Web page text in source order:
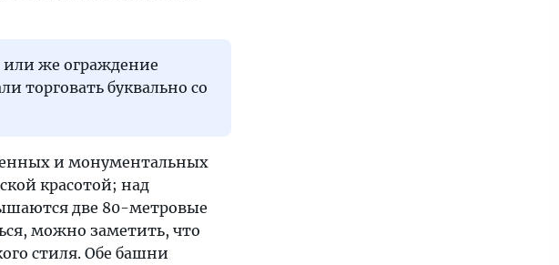
или же ограждение
торговать буквально со
и монументальных
красотой; над
две 80-метровые
можно заметить, что
стиля. Обе башни